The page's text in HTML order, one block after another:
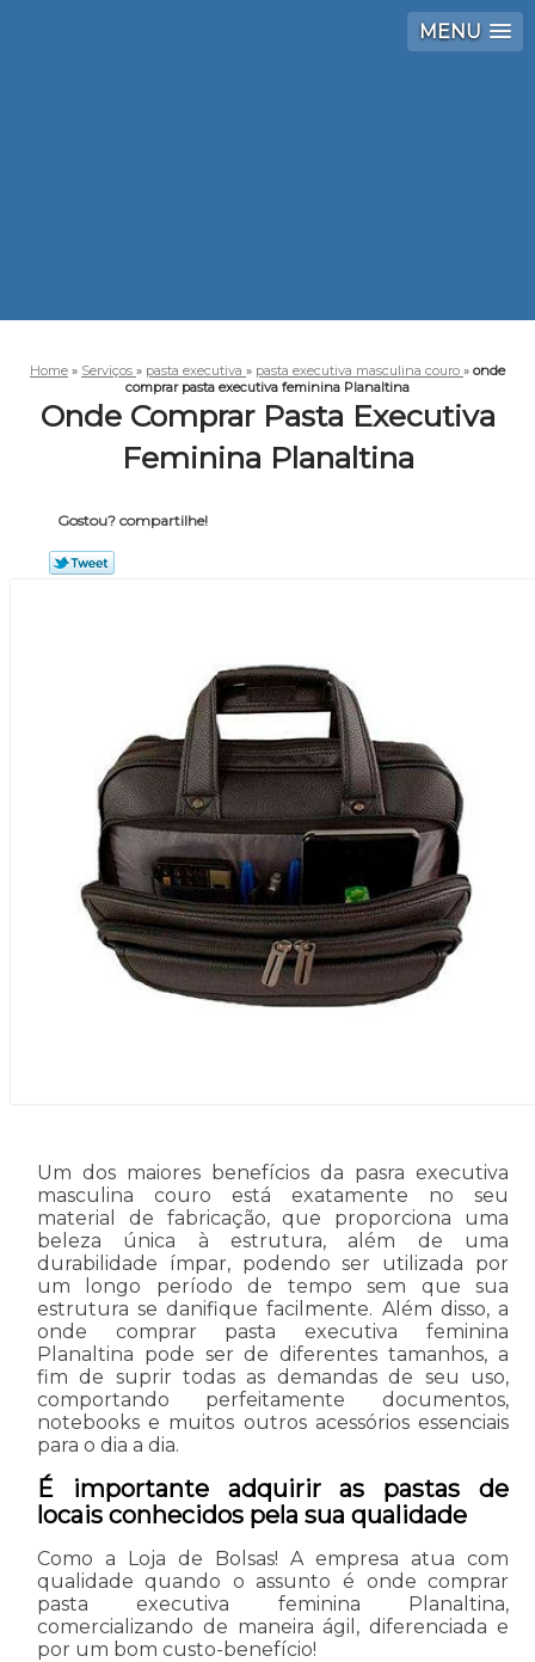
MENU
Home » Serviços » pasta executiva » pasta executiva masculina couro » onde
comprar pasta executiva feminina Planaltina
Onde Comprar Pasta Executiva
Feminina Planaltina
Gostou? compartilhe!
Um dos maiores benefícios da pasra executiva
masculina couro está exatamente no seu
material de fabricação, que proporciona uma
beleza única à estrutura, além de uma
durabilidade ímpar, podendo ser utilizada por
um longo período de tempo sem que sua
estrutura se danifique facilmente. Além disso, a
onde comprar pasta executiva feminina
Planaltina pode ser de diferentes tamanhos, a
fim de suprir todas as demandas de seu uso,
comportando perfeitamente documentos,
notebooks e muitos outros acessórios essenciais
para o dia a dia.
É importante adquirir as pastas de
locais conhecidos pela sua qualidade
Como a Loja de Bolsas! A empresa atua com
qualidade quando o assunto é onde comprar
pasta executiva feminina Planaltina,
comercializando de maneira ágil, diferenciada e
por um bom custo-benefício!